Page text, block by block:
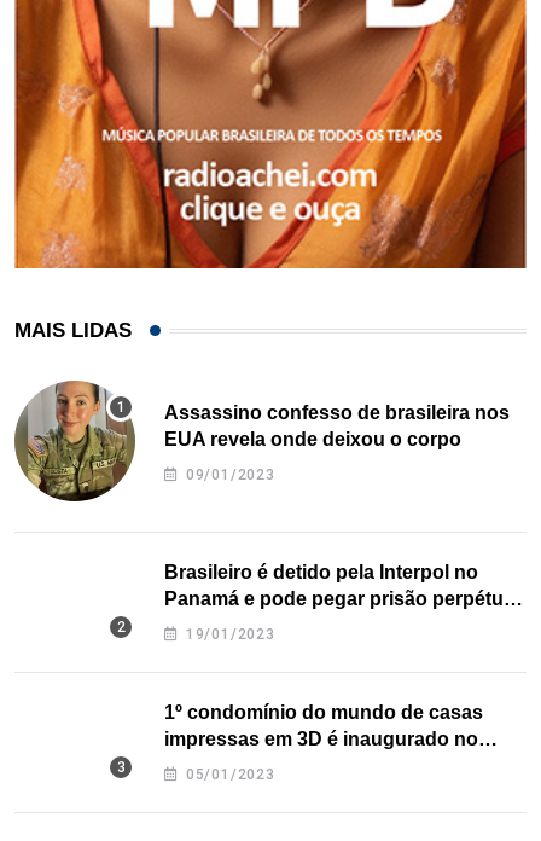
MAIS LIDAS
Assassino confesso de brasileira nos
EUA revela onde deixou o corpo
09/01/2023
Brasileiro é detido pela Interpol no
Panamá e pode pegar prisão perpétua
nos EUA
19/01/2023
1º condomínio do mundo de casas
impressas em 3D é inaugurado no
Texas
05/01/2023